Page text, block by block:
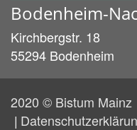
Bodenheim-
Kirchbergstr. 18
55294 Bodenheim
2020 © Bistum Mainz